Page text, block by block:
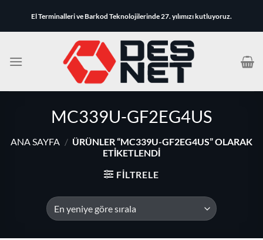
El Terminalleri ve Barkod Teknolojilerinde 27. yılımızı kutluyoruz.
MC339U-GF2EG4US
ANA SAYFA / ÜRÜNLER “MC339U-GF2EG4US” OLARAK
ETIKETLENDI
FILTRELE